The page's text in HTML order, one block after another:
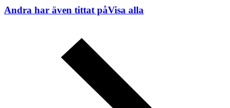
Andra har även tittat påVisa alla